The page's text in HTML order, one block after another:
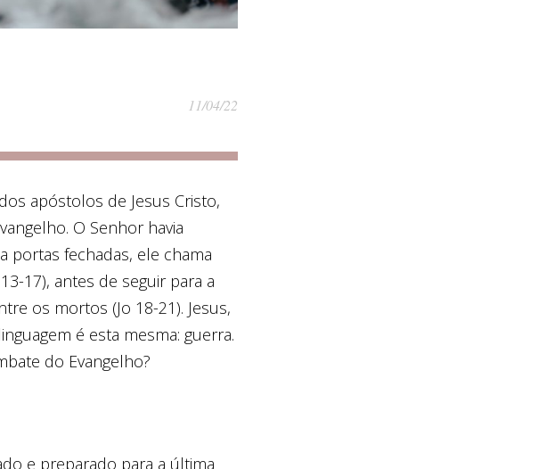
11/04/22
apóstolos de Jesus Cristo,
O Senhor havia
portas fechadas, ele chama
17), antes de seguir para a
os mortos (Jo 18-21). Jesus,
é esta mesma: guerra.
do Evangelho?
e preparado para a última